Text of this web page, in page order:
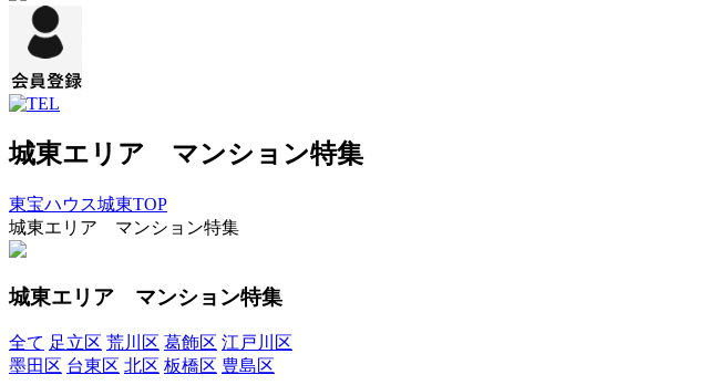
城東エリア マンション特集
東宝ハウス城東TOP
城東エリア マンション特集
城東エリア マンション特集
全て 足立区 荒川区 葛飾区 江戸川区
墨田区 台東区 北区 板橋区 豊島区